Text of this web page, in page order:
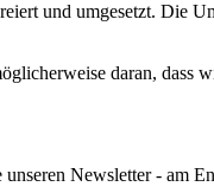
und umgesetzt. Die
daran, dass
Newsletter - am